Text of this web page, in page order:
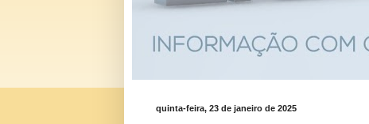
quinta-feira, 23 de janeiro de 2025